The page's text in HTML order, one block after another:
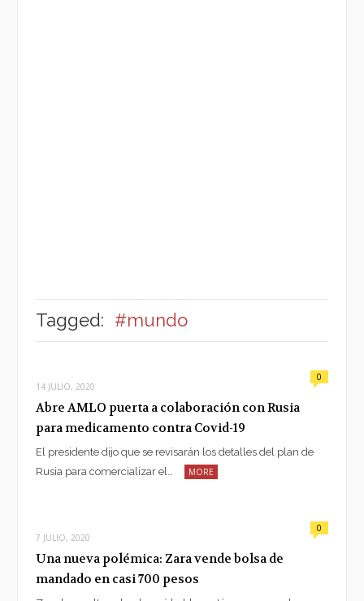
Tagged: #mundo
14 JULIO, 2020
0
Abre AMLO puerta a colaboración con Rusia
para medicamento contra Covid-19
El presidente dijo que se revisarán los detalles del plan de
Rusia para comercializar el…
MORE
7 JULIO, 2020
0
Una nueva polémica: Zara vende bolsa de
mandado en casi 700 pesos